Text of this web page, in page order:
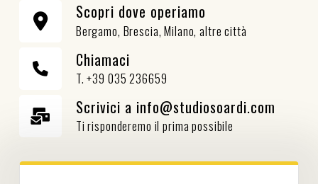
Scopri dove operiamo
Bergamo, Brescia, Milano, altre città
Chiamaci
T. +39 035 236659
Scrivici a info@studiosoardi.com
Ti risponderemo il prima possibile